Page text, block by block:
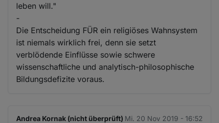
leben will."
-
Die Entscheidung FÜR ein religiöses Wahnsystem
ist niemals wirklich frei, denn sie setzt
verblödende Einflüsse sowie schwere
wissenschaftliche und analytisch-philosophische
Bildungsdefizite voraus.
Andrea Kornak (nicht überprüft) Mi. 20 Nov 2019 - 16:52